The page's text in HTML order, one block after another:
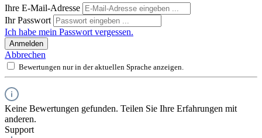
Ihre E-Mail-Adresse
Ihr Passwort
Ich habe mein Passwort vergessen.
Anmelden
Abbrechen
Bewertungen nur in der aktuellen Sprache anzeigen.
Keine Bewertungen gefunden. Teilen Sie Ihre Erfahrungen mit
anderen.
Support